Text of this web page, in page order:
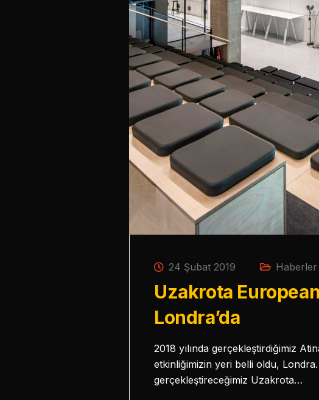
24 Şubat 2019 Haberler
Uzakrota
Londra’da
2018 yılında gerçekleştirdiğimiz
etkinliğimizin yeri belli oldu, Londra.
gerçekleştireceğimiz Uzakrota…